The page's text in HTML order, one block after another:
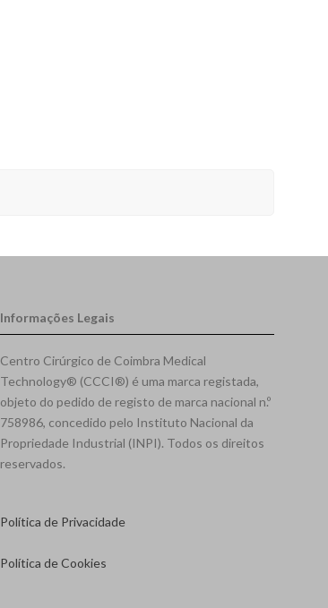
Informações Legais
Centro Cirúrgico de Coimbra Medical
Technology® (CCCI®) é uma marca registada,
objeto do pedido de registo de marca nacional n.º
758986, concedido pelo Instituto Nacional da
Propriedade Industrial (INPI). Todos os direitos
reservados.
Política de Privacidade
Política de Cookies